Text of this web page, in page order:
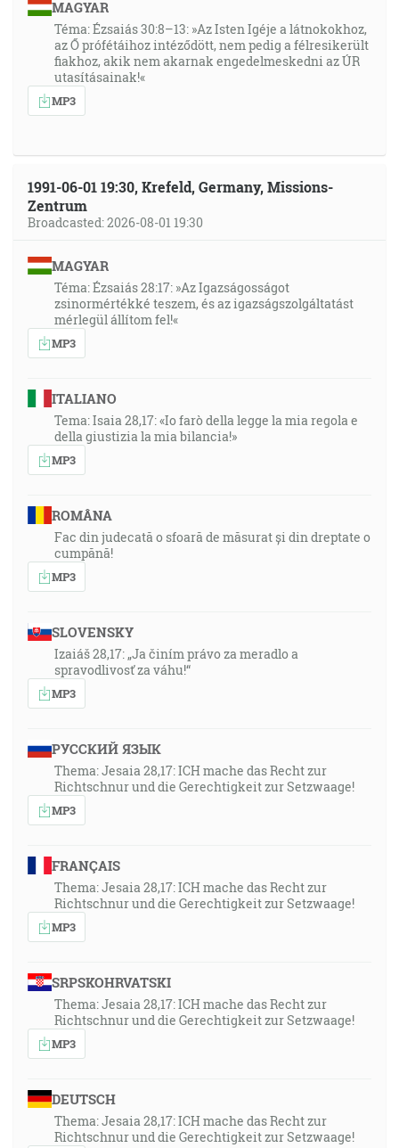
MAGYAR
Téma: Ézsaiás 30:8–13: »Az Isten Igéje a látnokokhoz,
az Ő prófétáihoz intéződött, nem pedig a félresikerült
fiakhoz, akik nem akarnak engedelmeskedni az ÚR
utasításainak!«
MP3
1991-06-01 19:30, Krefeld, Germany, Missions-
Zentrum
Broadcasted: 2026-08-01 19:30
MAGYAR
Téma: Ézsaiás 28:17: »Az Igazságosságot
zsinormértékké teszem, és az igazságszolgáltatást
mérlegül állítom fel!«
MP3
ITALIANO
Tema: Isaia 28,17: «Io farò della legge la mia regola e
della giustizia la mia bilancia!»
MP3
ROMÂNA
Fac din judecată o sfoară de măsurat și din dreptate o
cumpănă!
MP3
SLOVENSKY
Izaiáš 28,17: „Ja činím právo za meradlo a
spravodlivosť za váhu!“
MP3
РУССКИЙ ЯЗЫК
Thema: Jesaia 28,17: ICH mache das Recht zur
Richtschnur und die Gerechtigkeit zur Setzwaage!
MP3
FRANÇAIS
Thema: Jesaia 28,17: ICH mache das Recht zur
Richtschnur und die Gerechtigkeit zur Setzwaage!
MP3
SRPSKOHRVATSKI
Thema: Jesaia 28,17: ICH mache das Recht zur
Richtschnur und die Gerechtigkeit zur Setzwaage!
MP3
DEUTSCH
Thema: Jesaia 28,17: ICH mache das Recht zur
Richtschnur und die Gerechtigkeit zur Setzwaage!